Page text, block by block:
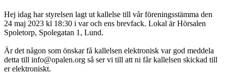
Hej idag har styrelsen lagt ut kallelse till vår föreningsstämma den
24 maj 2023 kl 18:30 i var och ens brevfack. Lokal är Hörsalen
Spoletorp, Spolegatan 1, Lund.
Är det någon som önskar få kallelsen elektronisk var god meddela
detta till info@opalen.org så ser vi till att ni får kallelsen skickad till
er elektroniskt.